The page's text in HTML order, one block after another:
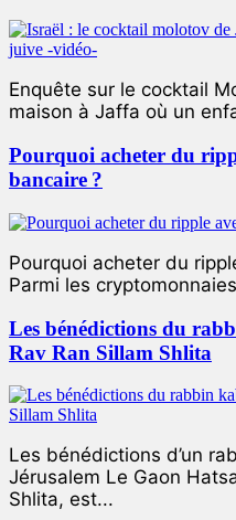
Enquête sur le cocktail
maison à Jaffa où un
Pourquoi acheter du
bancaire ?
Pourquoi acheter du
Parmi les
Les bénédictions du
Rav Ran Sillam Shlita
Les bénédictions d’un
Jérusalem Le Gaon
Shlita, est...